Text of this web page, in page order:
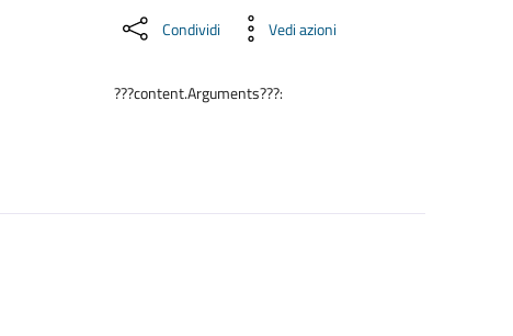
Condividi Vedi azioni
???content.Arguments???: